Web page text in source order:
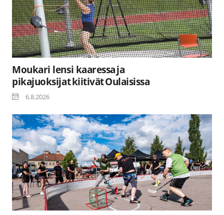
Moukari lensi kaaressa ja
pikajuoksijat kiitivät Oulaisissa
6.8.2026